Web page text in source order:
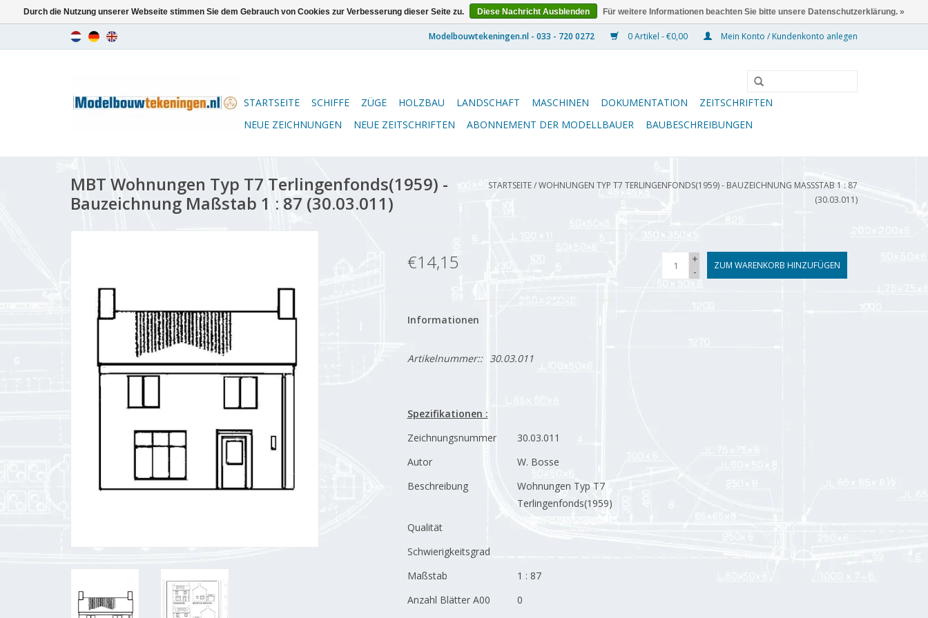
0 Artikel - €0,00 Mein Konto / Kundenkonto anlegen
STARTSEITE SCHIFFE ZÜGE HOLZBAU LANDSCHAFT MASCHINEN DOKUMENTATION
ZEITSCHRIFTEN
NEUE ZEICHNUNGEN
NEUE ZEITSCHRIFTEN ABONNEMENT DER MODELLBAUER BAUBESCHREIBUNGEN
MBT Wohnungen Typ T7 Terlingenfonds(1959) -
Bauzeichnung Maßstab 1 : 87 (30.03.011)
STARTSEITE/WOHNUNGEN TYP T7 TERLINGENFONDS(1959) - BAUZEICHNUNG MASSSTAB 1 : 87 (
30.03.011)
€14,15
+
-
ZUM WARENKORB HINZUFÜGEN
Informationen
Artikelnummer:: 30.03.011
Spezifikationen :
Zeichnungsnummer
30.03.011
Autor
W. Bosse
Beschreibung
Wohnungen Typ T7
Terlingenfonds(1959)
Qualität
Schwierigkeitsgrad
Maßstab
1 : 87
Anzahl Blätter A00
0
Durch die Nutzung unserer Webseite stimmen Sie dem Gebrauch von Cookies zur Verbesserung dieser Seite zu. Diese Nachricht Ausblenden Für weitere Informationen beachten Sie bitte unsere Datenschutzerklärung. »